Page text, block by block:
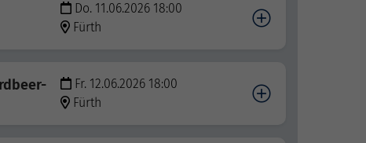
Do. 11.06.2026 18:00
Fürth
Fr. 12.06.2026 18:00
Fürth